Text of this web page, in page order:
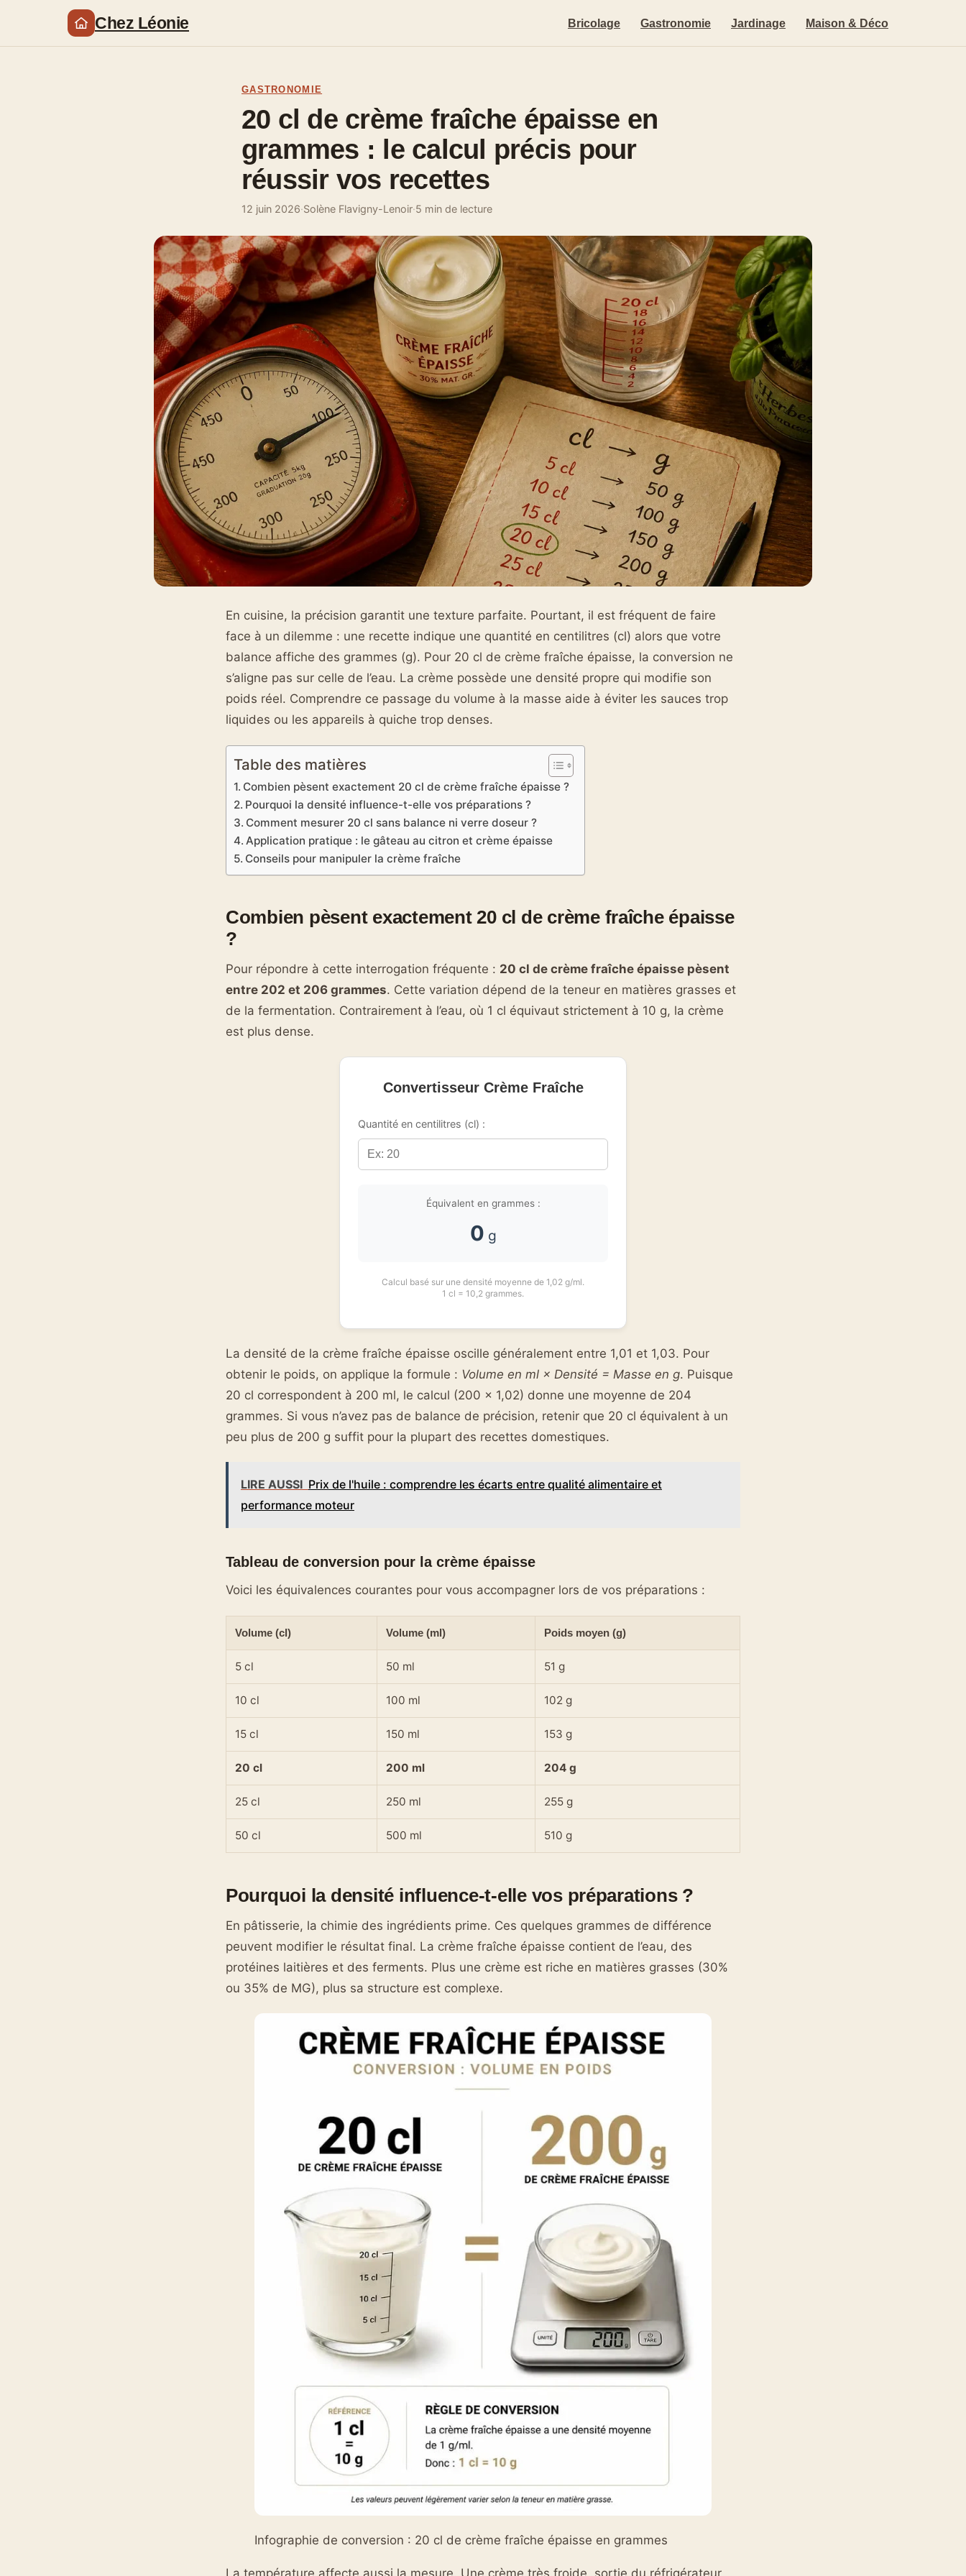
Chez Léonie Bricolage Gastronomie Jardinage Maison & Déco
GASTRONOMIE
20 cl de crème fraîche épaisse en
grammes : le calcul précis pour
réussir vos recettes
12 juin 2026·Solène Flavigny-Lenoir·5 min de lecture
En cuisine, la précision garantit une texture parfaite. Pourtant, il est fréquent de faire
face à un dilemme : une recette indique une quantité en centilitres (cl) alors que votre
balance affiche des grammes (g). Pour 20 cl de crème fraîche épaisse, la conversion ne
s’aligne pas sur celle de l’eau. La crème possède une densité propre qui modifie son
poids réel. Comprendre ce passage du volume à la masse aide à éviter les sauces trop
liquides ou les appareils à quiche trop denses.
Table des matières
Combien pèsent exactement 20 cl de crème fraîche épaisse ?
Pourquoi la densité influence-t-elle vos préparations ?
Comment mesurer 20 cl sans balance ni verre doseur ?
Application pratique : le gâteau au citron et crème épaisse
Conseils pour manipuler la crème fraîche
Combien pèsent exactement 20 cl de crème fraîche épaisse
?
Pour répondre à cette interrogation fréquente : 20 cl de crème fraîche épaisse pèsent
entre 202 et 206 grammes. Cette variation dépend de la teneur en matières grasses et
de la fermentation. Contrairement à l’eau, où 1 cl équivaut strictement à 10 g, la crème
est plus dense.
Convertisseur Crème Fraîche
Quantité en centilitres (cl) :
Équivalent en grammes :
0 g
Calcul basé sur une densité moyenne de 1,02 g/ml.
1 cl = 10,2 grammes.
La densité de la crème fraîche épaisse oscille généralement entre 1,01 et 1,03. Pour
obtenir le poids, on applique la formule : Volume en ml × Densité = Masse en g. Puisque
20 cl correspondent à 200 ml, le calcul (200 × 1,02) donne une moyenne de 204
grammes. Si vous n’avez pas de balance de précision, retenir que 20 cl équivalent à un
peu plus de 200 g suffit pour la plupart des recettes domestiques.
LIRE AUSSI Prix de l'huile : comprendre les écarts entre qualité alimentaire et
performance moteur
Tableau de conversion pour la crème épaisse
Voici les équivalences courantes pour vous accompagner lors de vos préparations :
Volume (cl) Volume (ml) Poids moyen (g)
5 cl 50 ml 51 g
10 cl 100 ml 102 g
15 cl 150 ml 153 g
20 cl 200 ml 204 g
25 cl 250 ml 255 g
50 cl 500 ml 510 g
Pourquoi la densité influence-t-elle vos préparations ?
En pâtisserie, la chimie des ingrédients prime. Ces quelques grammes de différence
peuvent modifier le résultat final. La crème fraîche épaisse contient de l’eau, des
protéines laitières et des ferments. Plus une crème est riche en matières grasses (30%
ou 35% de MG), plus sa structure est complexe.
Infographie de conversion : 20 cl de crème fraîche épaisse en grammes